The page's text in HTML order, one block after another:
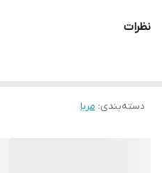
نظرات
دسته‌بندی: مربا